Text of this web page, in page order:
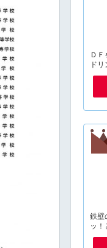
Ｄ
ド
鉄壁
ッ！